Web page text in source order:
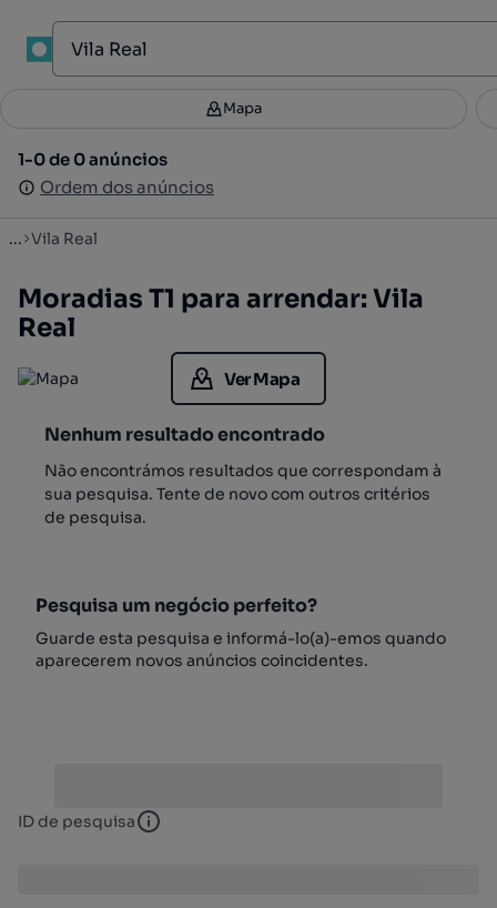
Filtros 4
1-0 de 0 anúncios
Ordem dos anúncios
Mapa
1-0 de 0 anúncios
Ordem dos anúncios
... Vila Real
Moradias T1 para arrendar: Vila
Real
Ver Mapa
Nenhum resultado encontrado
Não encontrámos resultados que correspondam à
sua pesquisa. Tente de novo com outros critérios
de pesquisa.
Pesquisa um negócio perfeito?
Guarde esta pesquisa e informá-lo(a)-emos quando
aparecerem novos anúncios coincidentes.
ID de pesquisa ID de pesquisa